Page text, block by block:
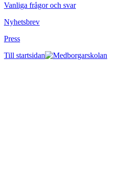
Vanliga frågor och svar
Nyhetsbrev
Press
Till startsidan